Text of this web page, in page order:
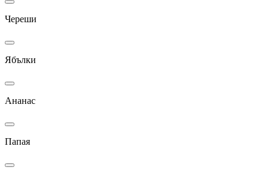
Череши
Ябълки
Ананас
Папая